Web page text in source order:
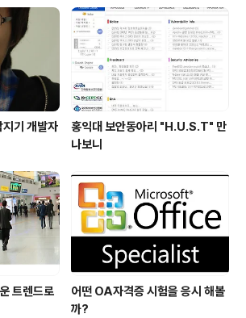
지기 개발자
홍익대 보안동아리 "H.U.S.T" 만
나보니
트렌드로
어떤 OA자격증 시험을 응시 해볼
까?